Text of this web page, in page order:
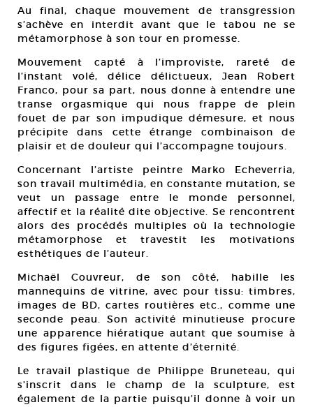
Au final, chaque mouvement de transgression
s’achève en interdit avant que le tabou ne se
métamorphose à son tour en promesse.
Mouvement capté à l’improviste, rareté de
l’instant volé, délice délictueux, Jean Robert
Franco, pour sa part, nous donne à entendre une
transe orgasmique qui nous frappe de plein
fouet de par son impudique démesure, et nous
précipite dans cette étrange combinaison de
plaisir et de douleur qui l’accompagne toujours.
Concernant l’artiste peintre Marko Echeverria,
son travail multimédia, en constante mutation, se
veut un passage entre le monde personnel,
affectif et la réalité dite objective. Se rencontrent
alors des procédés multiples où la technologie
métamorphose et travestit les motivations
esthétiques de l’auteur.
Michaël Couvreur, de son côté, habille les
mannequins de vitrine, avec pour tissu: timbres,
images de BD, cartes routières etc., comme une
seconde peau. Son activité minutieuse procure
une apparence hiératique autant que soumise à
des figures figées, en attente d’éternité.
Le travail plastique de Philippe Bruneteau, qui
s’inscrit dans le champ de la sculpture, est
également de la partie puisqu’il donne à voir un